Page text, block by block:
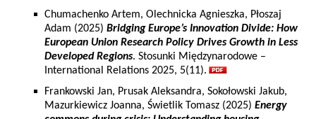
Chumachenko Artem, Olechnicka Agnieszka, Płoszaj
Adam (2025) Bridging Europe’s Innovation Divide: How
European Union Research Policy Drives Growth in Less
Developed Regions. Stosunki Międzynarodowe –
International Relations 2025, 5(11).
Frankowski Jan, Prusak Aleksandra, Sokołowski Jakub,
Mazurkiewicz Joanna, Świetlik Tomasz (2025) Energy